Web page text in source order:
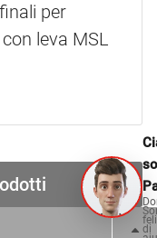
per
leva MSL
di